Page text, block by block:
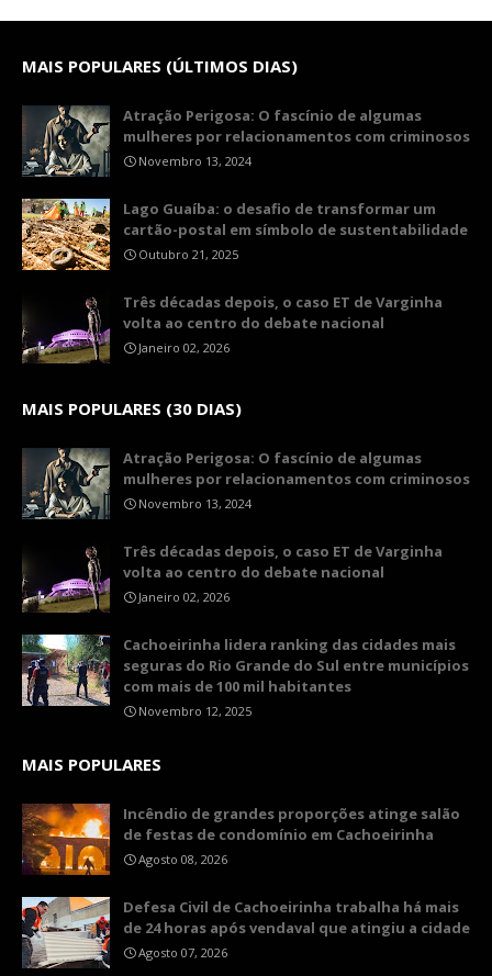
MAIS POPULARES (ÚLTIMOS DIAS)
Atração Perigosa: O fascínio de algumas
mulheres por relacionamentos com criminosos
Novembro 13, 2024
Lago Guaíba: o desafio de transformar um
cartão-postal em símbolo de sustentabilidade
Outubro 21, 2025
Três décadas depois, o caso ET de Varginha
volta ao centro do debate nacional
Janeiro 02, 2026
MAIS POPULARES (30 DIAS)
Atração Perigosa: O fascínio de algumas
mulheres por relacionamentos com criminosos
Novembro 13, 2024
Três décadas depois, o caso ET de Varginha
volta ao centro do debate nacional
Janeiro 02, 2026
Cachoeirinha lidera ranking das cidades mais
seguras do Rio Grande do Sul entre municípios
com mais de 100 mil habitantes
Novembro 12, 2025
MAIS POPULARES
Incêndio de grandes proporções atinge salão
de festas de condomínio em Cachoeirinha
Agosto 08, 2026
Defesa Civil de Cachoeirinha trabalha há mais
de 24 horas após vendaval que atingiu a cidade
Agosto 07, 2026